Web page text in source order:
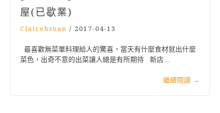
屋(已歇業)
Clairehsuan / 2017-04-13
最喜歡無菜單料理給人的驚喜，當天有什麼食材就出什麼
菜色，出奇不意的出菜讓人總是有所期待 新店…
繼續閱讀 →